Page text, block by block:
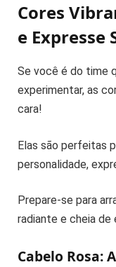
Cores
e Expresse
Se você é do time
experimentar, as
cara!
Elas são perfeitas
personalidade,
Prepare-se para
radiante e cheia de
Cabelo Rosa: